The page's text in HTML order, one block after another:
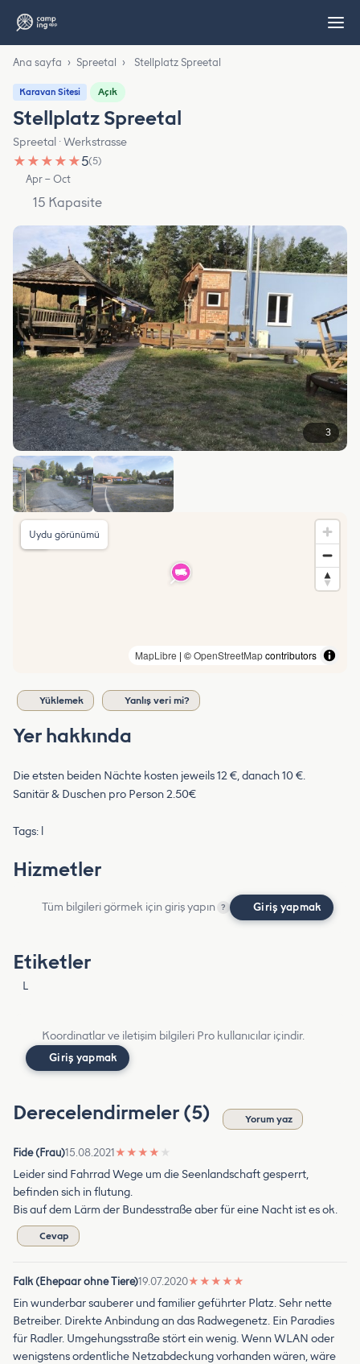
Ana sayfa › Spreetal › Stellplatz Spreetal
Karavan Sitesi Açık
Stellplatz Spreetal
Spreetal · Werkstrasse
★ ★ ★ ★ ★5(5)
Apr – Oct
15 Kapasite
3
MapLibre | ©OpenStreetMapcontributors
Uydu görünümü
Yüklemek Yanlış veri mi?
Yer hakkında
Die etsten beiden Nächte kosten jeweils 12 €, danach 10 €.
Sanitär & Duschen pro Person 2.50€
Tags: l
Hizmetler
Tüm bilgileri görmek için giriş yapın ? Giriş yapmak
Etiketler
L
Koordinatlar ve iletişim bilgileri Pro kullanıcılar içindir.
Giriş yapmak
Derecelendirmeler (5) Yorum yaz
Fide (Frau)15.08.2021★ ★ ★ ★ ★
Leider sind Fahrrad Wege um die Seenlandschaft gesperrt,
befinden sich in flutung.
Bis auf dem Lärm der Bundesstraße aber für eine Nacht ist es ok.
Cevap
Falk (Ehepaar ohne Tiere)19.07.2020★ ★ ★ ★ ★
Ein wunderbar sauberer und familier geführter Platz. Sehr nette
Betreiber. Direkte Anbindung an das Radwegenetz. Ein Paradies
für Radler. Umgehungsstraße stört ein wenig. Wenn WLAN oder
wenigstens ordentliche Netzabdeckung vorhanden wären, wäre